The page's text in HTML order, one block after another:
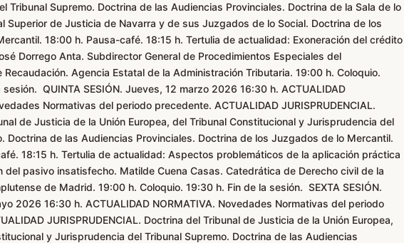
Tribunal Supremo. Doctrina de las Audiencias Provinciales. Doctrina de la Sala de lo
Superior de Justicia de Navarra y de sus Juzgados de lo Social. Doctrina de los
18:00 h. Pausa-café. 18:15 h. Tertulia de actualidad: Exoneración del crédito
Dorrego Anta. Subdirector General de Procedimientos Especiales del
Recaudación. Agencia Estatal de la Administración Tributaria. 19:00 h. Coloquio.
QUINTA SESIÓN. Jueves, 12 marzo 2026 16:30 h. ACTUALIDAD
Normativas del periodo precedente. ACTUALIDAD JURISPRUDENCIAL.
de Justicia de la Unión Europea, del Tribunal Constitucional y Jurisprudencia del
Doctrina de las Audiencias Provinciales. Doctrina de los Juzgados de lo Mercantil.
18:15 h. Tertulia de actualidad: Aspectos problemáticos de la aplicación práctica
del pasivo insatisfecho. Matilde Cuena Casas. Catedrática de Derecho civil de la
de Madrid. 19:00 h. Coloquio. 19:30 h. Fin de la sesión. SEXTA SESIÓN.
2026 16:30 h. ACTUALIDAD NORMATIVA. Novedades Normativas del periodo
JURISPRUDENCIAL. Doctrina del Tribunal de Justicia de la Unión Europea,
y Jurisprudencia del Tribunal Supremo. Doctrina de las Audiencias